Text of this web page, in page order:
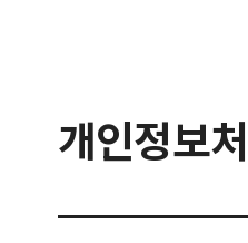
개인정보